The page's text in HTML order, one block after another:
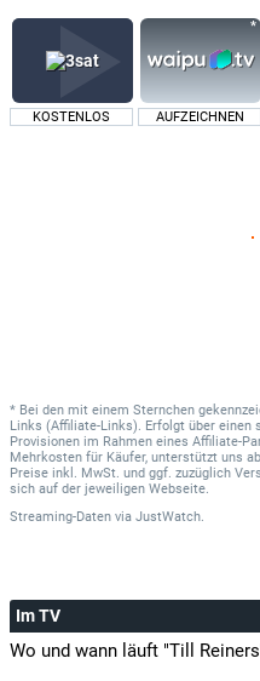
KOSTENLOS AUFZEICHNEN
* Bei den mit einem Sternchen
Links (Affiliate-Links). Erfolgt über einen
Provisionen im Rahmen eines Affiliate-
Mehrkosten für Käufer, unterstützt uns
Preise inkl. MwSt. und ggf. zuzüglich
sich auf der jeweiligen Webseite.
Streaming-Daten via JustWatch.
Im TV
Wo und wann läuft "Till